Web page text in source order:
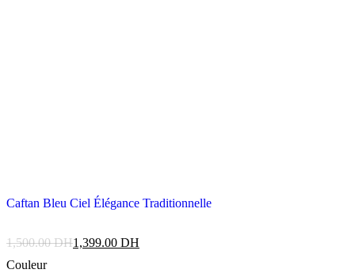
Caftan Bleu Ciel Élégance Traditionnelle
1,500.00DH1,399.00 DH
Couleur